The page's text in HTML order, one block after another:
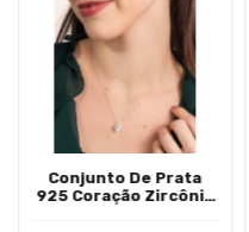
Conjunto De Prata
925 Coração Zircônia